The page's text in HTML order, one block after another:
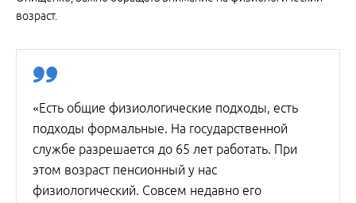
возраст.
«Есть общие физиологические подходы, есть
подходы формальные. На государственной
службе разрешается до 65 лет работать. При
этом возраст пенсионный у нас
физиологический. Совсем недавно его